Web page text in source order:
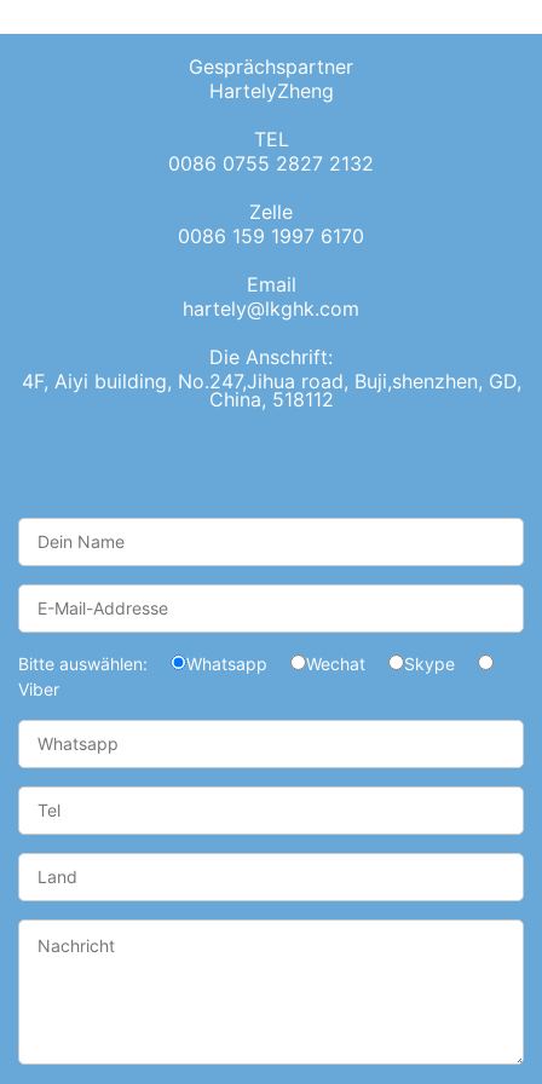
Gesprächspartner
HartelyZheng
TEL
0086 0755 2827 2132
Zelle
0086 159 1997 6170
Email
hartely@lkghk.com
Die Anschrift:
4F, Aiyi building, No.247,Jihua road, Buji,shenzhen, GD,
China, 518112
Bitte auswählen: Whatsapp Wechat
Skype
Viber